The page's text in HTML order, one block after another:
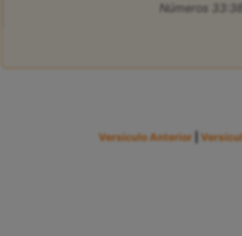
Números 33:38
Versículo Anterior |